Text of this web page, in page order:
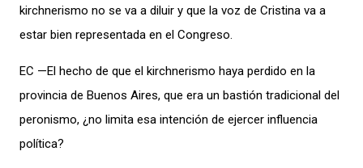
kirchnerismo no se va a diluir y que la voz de Cristina va a
estar bien representada en el Congreso.
EC —El hecho de que el kirchnerismo haya perdido en la
provincia de Buenos Aires, que era un bastión tradicional del
peronismo, ¿no limita esa intención de ejercer influencia
política?